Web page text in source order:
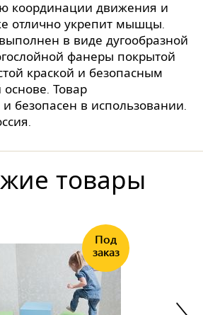
координации движения и
отлично укрепит мышцы.
в виде дугообразной
фанеры покрытой
краской и безопасным
Товар
безопасен в использовании.
товары